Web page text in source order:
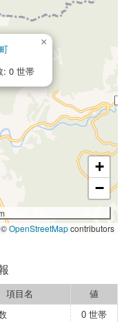
0 世帯
×
+
−
©OpenStreetMapcontributors
項目名
値
0 世帯